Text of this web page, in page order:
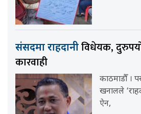
संसदमा राहदानीविधेयक,
कारवाही
काठमाडौँ ।
खनालले
ऐन,